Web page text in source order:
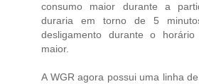
consumo maior durante a
duraria em torno de 5
desligamento durante o
maior.
A WGR agora possui uma linha